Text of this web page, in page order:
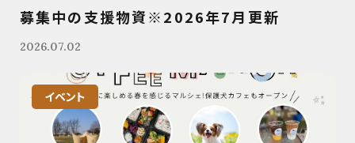
募集中の支援物資※2026年7月更新
2026.07.02
イベント